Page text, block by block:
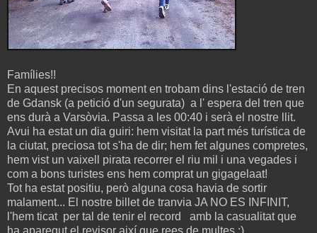
Famílies!!
En aquest precisos moment en trobam dins l'estació de tren
de Gdansk (a petició d'un segurata) a l' espera del tren que
ens durà a Varsòvia. Passa a les 00:40 i serà el nostre llit.
Avui ha estat un dia guiri: hem visitat la part més turística de
la ciutat, preciosa tot s'ha de dir; hem fet algunes compretes,
hem vist un vaixell pirata recorrer el riu mil i una vegades i
com a bons turistes ens hem comprat un gigagelaat!
Tot ha estat positiu, però alguna cosa havia de sortir
malament... El nostre billet de tranvia JA NO ES INFINIT,
l'hem ticat per tal de tenir el record amb la casualitat que
ha aparegut el revisor així que rees de multes ;)